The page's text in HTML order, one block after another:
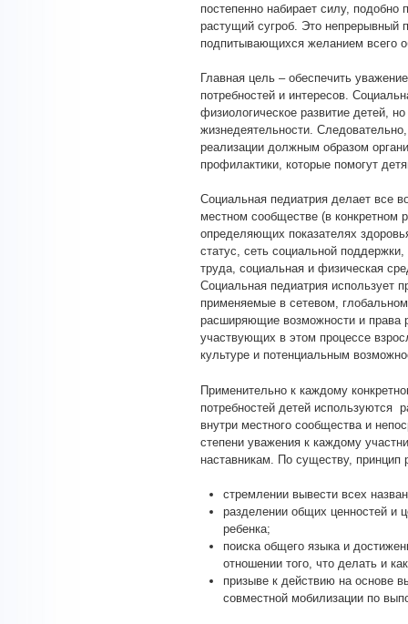
постепенно набирает силу,
растущий сугроб. Это непрерывный
подпитывающихся желанием всего
Главная цель – обеспечить
потребностей и интересов.
физиологическое развитие детей,
жизнедеятельности.
реализации должным образом
профилактики, которые помогут
Социальная педиатрия делает все
местном сообществе (в конкретном
определяющих показателях
статус, сеть социальной
труда, социальная и физическая
Социальная педиатрия использует
применяемые в сетевом,
расширяющие возможности и права
участвующих в этом процессе
культуре и потенциальным
Применительно к каждому
потребностей детей используются
внутри местного сообщества и
степени уважения к каждому
наставникам. По существу, принцип
стремлении вывести всех
разделении общих ценностей и
ребенка;
поиска общего языка и
отношении того, что делать и
призыве к действию на основе
совместной мобилизации по